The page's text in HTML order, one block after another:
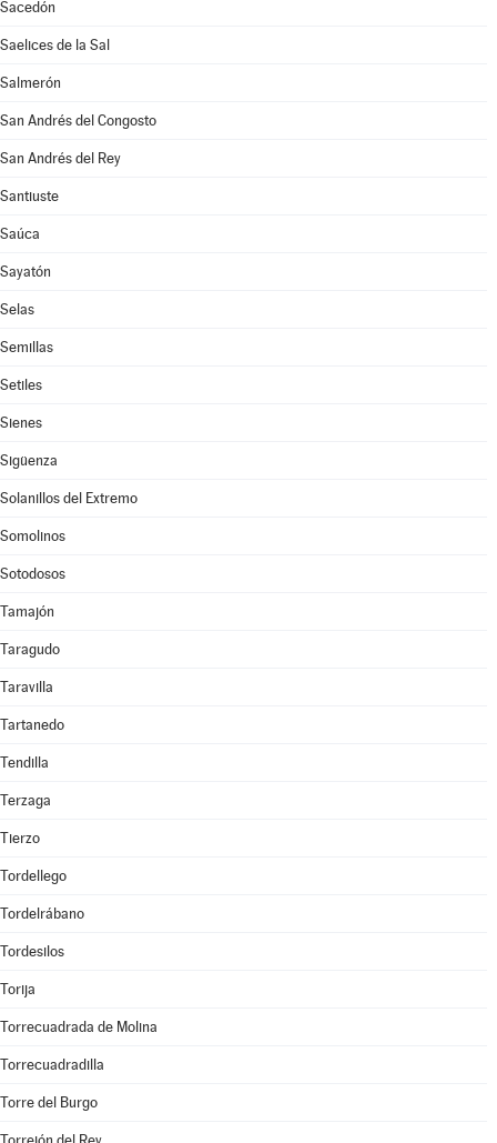
Sacedón
Saelices de la Sal
Salmerón
San Andrés del Congosto
San Andrés del Rey
Santiuste
Saúca
Sayatón
Selas
Semillas
Setiles
Sienes
Sigüenza
Solanillos del Extremo
Somolinos
Sotodosos
Tamajón
Taragudo
Taravilla
Tartanedo
Tendilla
Terzaga
Tierzo
Tordellego
Tordelrábano
Tordesilos
Torija
Torrecuadrada de Molina
Torrecuadradilla
Torre del Burgo